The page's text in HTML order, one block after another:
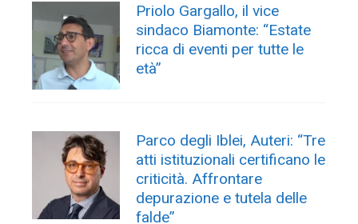
Priolo Gargallo, il vice
sindaco Biamonte: “Estate
ricca di eventi per tutte le
età”
Parco degli Iblei, Auteri: “Tre
atti istituzionali certificano le
criticità. Affrontare
depurazione e tutela delle
falde”